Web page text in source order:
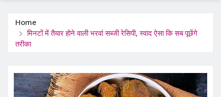
Home
मिनटों में तैयार होने वाली भरवां सब्जी रेसिपी, स्वाद ऐसा कि सब पूछेंगे
तरीका